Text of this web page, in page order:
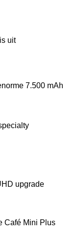
uit
7.500 mAh
upgrade
Café Mini Plus